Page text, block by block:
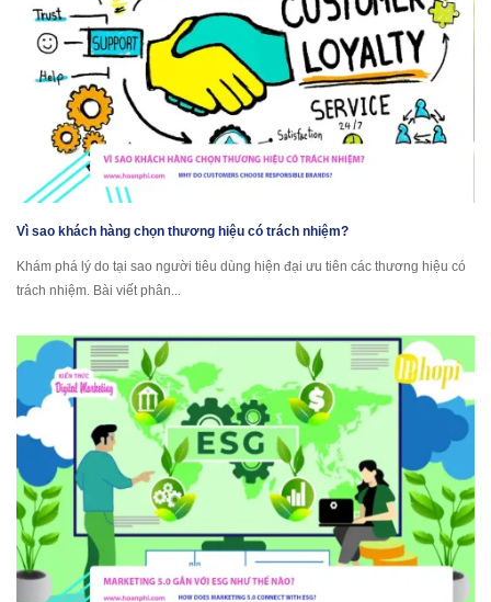
Vì sao khách hàng chọn thương hiệu có trách nhiệm?
Khám phá lý do tại sao người tiêu dùng hiện đại ưu tiên các thương hiệu có
trách nhiệm. Bài viết phân...